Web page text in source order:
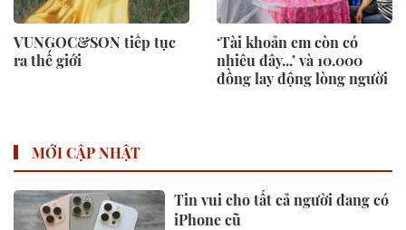
VUNGOC&SON tiếp tục
ra thế giới
‘Tài khoản em còn có
nhiêu đây...’ và 10.000
đồng lay động lòng người
MỚI CẬP NHẬT
Tin vui cho tất cả người đang có
iPhone cũ